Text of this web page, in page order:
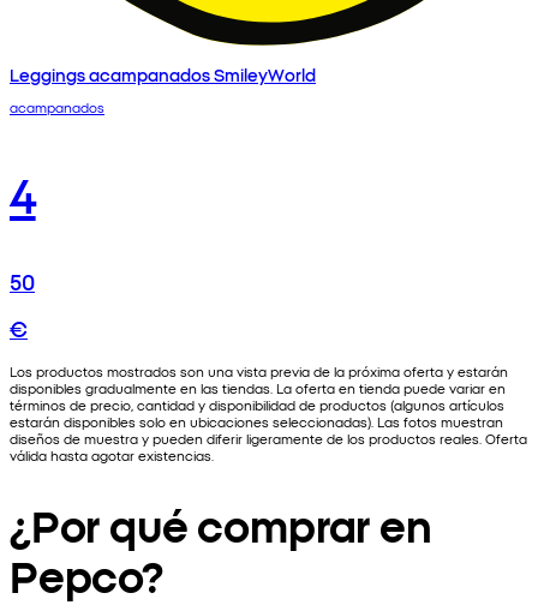
Leggings acampanados SmileyWorld
acampanados
4
50
€
Los productos mostrados son una vista previa de la próxima oferta y estarán
disponibles gradualmente en las tiendas. La oferta en tienda puede variar en
términos de precio, cantidad y disponibilidad de productos (algunos artículos
estarán disponibles solo en ubicaciones seleccionadas). Las fotos muestran
diseños de muestra y pueden diferir ligeramente de los productos reales. Oferta
válida hasta agotar existencias.
¿Por qué comprar en
Pepco?